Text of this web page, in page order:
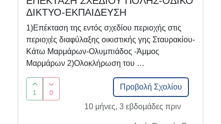
ΔΙΚΤΥΟ-ΕΚΠΑΙΔΕΥΣΗ
1)Επέκταση της εντός σχεδίου περιοχής στις
περιοχές διαφύλαξης οικιστικής γης Σταυρακίου-
Κάτω Μαρμάρων-Ολυμπιάδος -Άμμος
Μαρμάρων 2)Ολοκλήρωση του …
1 0
Προβολή Σχολίου
10 μήνες, 3 εβδομάδες πριν